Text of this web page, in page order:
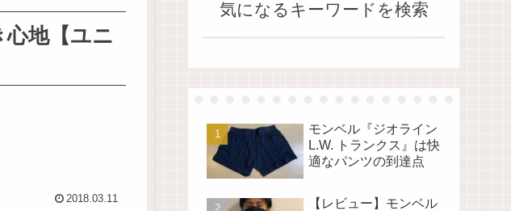
地【ユニ
2018.03.11
気になるキーワードを検索
モンベル『ジオライン
L.W. トランクス』は快
適なパンツの到達点
【レビュー】モンベル